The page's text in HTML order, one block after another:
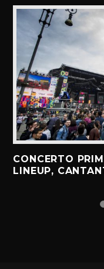
CONCERTO
LINEUP,